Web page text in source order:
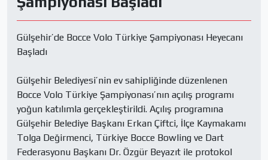
Gülşehir’de Bocce Volo Türkiye Şampiyonası Heyecanı
Başladı
Gülşehir Belediyesi’nin ev sahipliğinde düzenlenen
Bocce Volo Türkiye Şampiyonası’nın açılış programı
yoğun katılımla gerçekleştirildi. Açılış programına
Gülşehir Belediye Başkanı Erkan Çiftci, İlçe Kaymakamı
Tolga Değirmenci, Türkiye Bocce Bowling ve Dart
Federasyonu Başkanı Dr. Özgür Beyazıt ile protokol